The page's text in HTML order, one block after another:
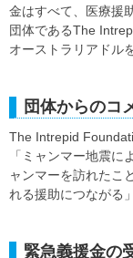
金はすべて、医療援
団体であるThe
オーストラリアドル
団体からのコ
The Intrepid
「ミャンマー地震に
ャンマーを訪れたこ
れる援助につながる
緊急義援金の